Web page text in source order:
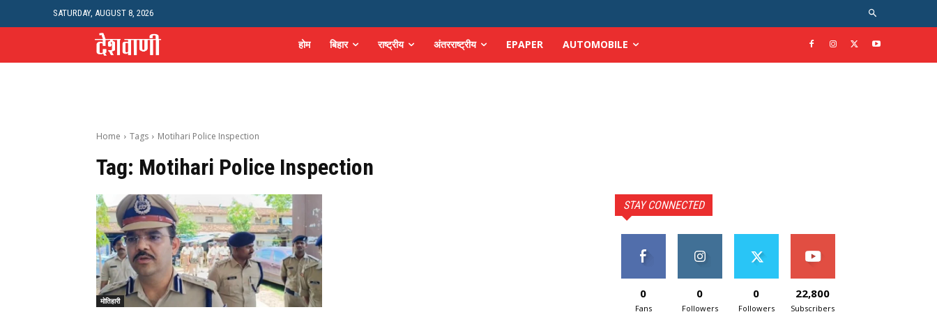
SATURDAY, AUGUST 8, 2026
होम बिहार राष्ट्रीय अंतरराष्ट्रीय EPAPER AUTOMOBILE
Home Tags Motihari Police Inspection
Tag: Motihari Police Inspection
मोतिहारी
STAY CONNECTED
0
Fans
0
Followers
0
Followers
22,800
Subscribers